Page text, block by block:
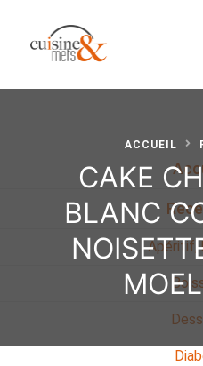
Apéritif,
ACCUEIL
CAKE
BLANC